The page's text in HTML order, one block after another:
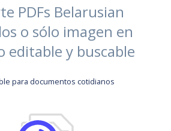
PDFs Belarusian
o sólo imagen en
editable y buscable
para documentos cotidianos